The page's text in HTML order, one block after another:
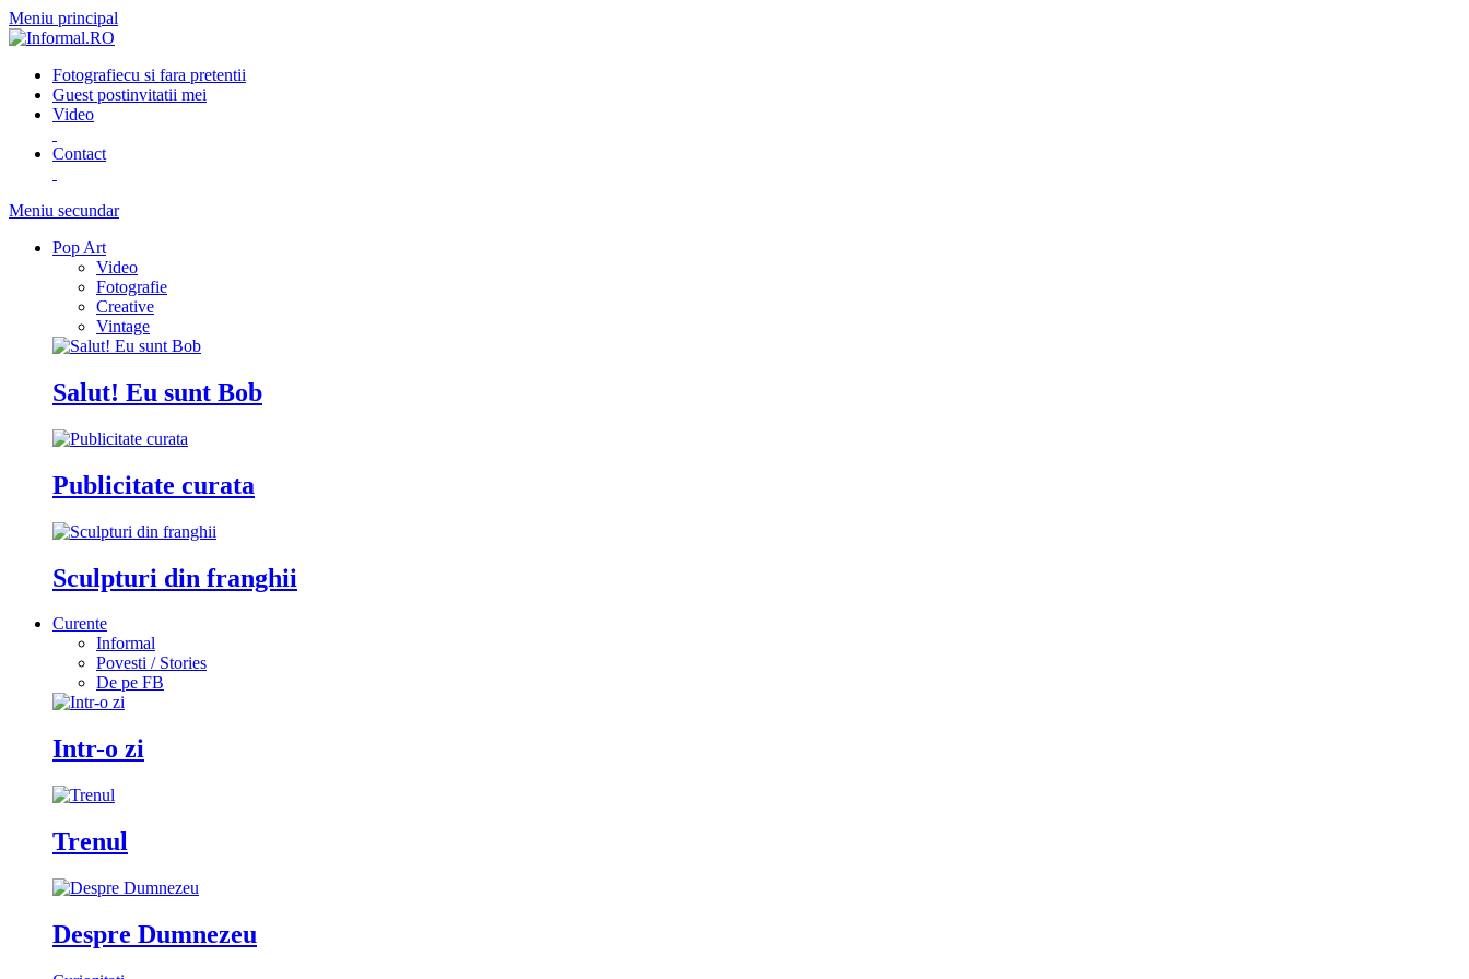
Meniu principal
Fotografiecu si fara pretentii
Guest postinvitatii mei
Video
Contact
Meniu secundar
Pop Art
Video
Fotografie
Creative
Vintage
Salut! Eu sunt Bob
Publicitate curata
Sculpturi din franghii
Curente
Informal
Povesti / Stories
De pe FB
Intr-o zi
Trenul
Despre Dumnezeu